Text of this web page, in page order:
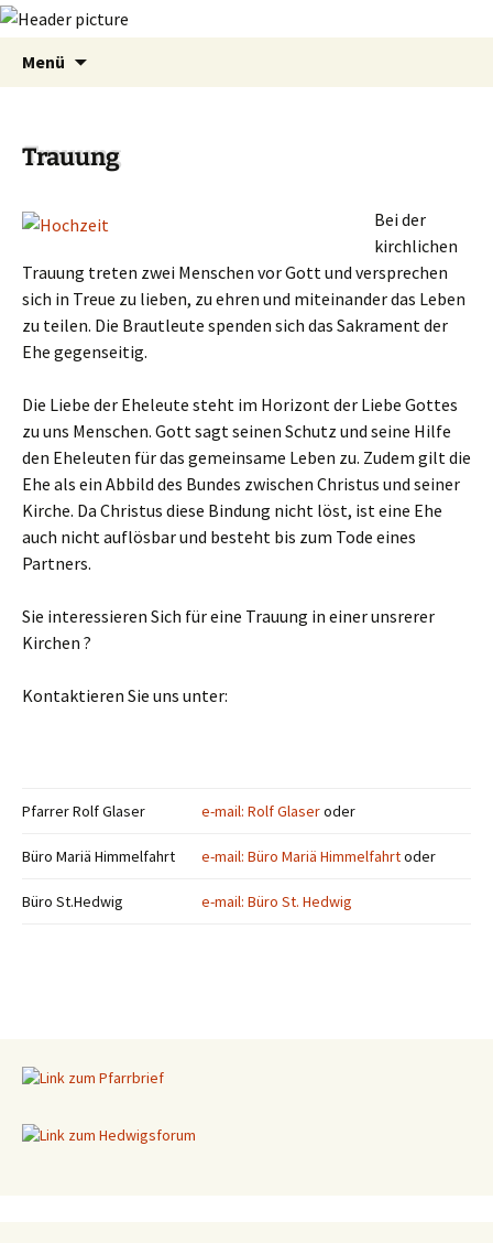
Menü
Trauung
Bei der
kirchlichen
Trauung treten zwei Menschen vor Gott und versprechen
sich in Treue zu lieben, zu ehren und miteinander das Leben
zu teilen. Die Brautleute spenden sich das Sakrament der
Ehe gegenseitig.
Die Liebe der Eheleute steht im Horizont der Liebe Gottes
zu uns Menschen. Gott sagt seinen Schutz und seine Hilfe
den Eheleuten für das gemeinsame Leben zu. Zudem gilt die
Ehe als ein Abbild des Bundes zwischen Christus und seiner
Kirche. Da Christus diese Bindung nicht löst, ist eine Ehe
auch nicht auflösbar und besteht bis zum Tode eines
Partners.
Sie interessieren Sich für eine Trauung in einer unsrerer
Kirchen ?
Kontaktieren Sie uns unter:
Pfarrer Rolf Glaser e-mail: Rolf Glaseroder
Büro Mariä Himmelfahrt e-mail: Büro Mariä Himmelfahrtoder
Büro St.Hedwig e-mail: Büro St. Hedwig